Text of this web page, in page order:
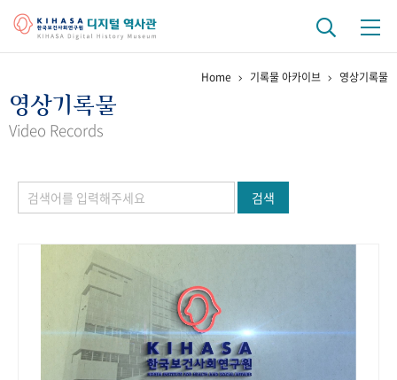
걸어온 길 기관 변천사
정책과 연구 키워드로 보는 연구 역사
연구자들
기록물 아카이브
사진 아카이브 문서 기록물 행정박물 영상 기록물
Home 기록물 아카이브 영상기록물
영상기록물
Video Records
검색